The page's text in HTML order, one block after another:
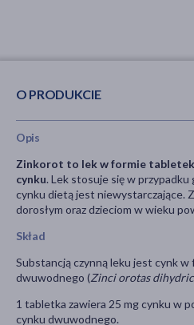
O PRODUKCIE
Opis
Zinkorot to lek w formie tabletek
cynku. Lek stosuje się w
cynku dietą jest niewystarczające.
dorosłym oraz dzieciom w wieku
Skład
Substancją czynną leku jest cynk
dwuwodnego (Zinci orotas
1 tabletka zawiera 25 mg cynku w
cynku dwuwodnego.